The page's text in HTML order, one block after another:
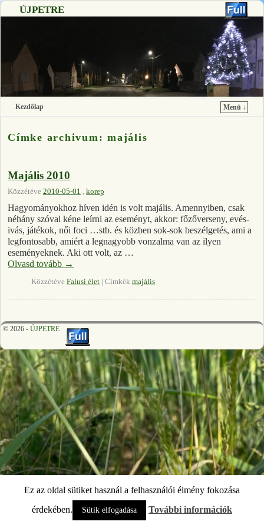
ÚJPETRE
Kezdőlap
Menü ↓
Címke archivum:majális
Majális 2010
Közzétéve 2010-05-01 korep
Hagyományokhoz híven idén is volt majális. Amennyiben, csak
néhány szóval kéne leírni az eseményt, akkor: főzőverseny, evés-
ivás, játékok, női foci …stb. és közben sok-sok beszélgetés, ami a
legfontosabb, amiért a legnagyobb vonzalma van az ilyen
eseményeknek. Aki ott volt, az …
Olvasd tovább →
Közzétéve Falusi élet | Címkék majális
© 2026 - ÚJPETRE
Ez az oldal sütiket használ a felhasználói élmény fokozása
érdekében.
Sütik elfogadása További információk